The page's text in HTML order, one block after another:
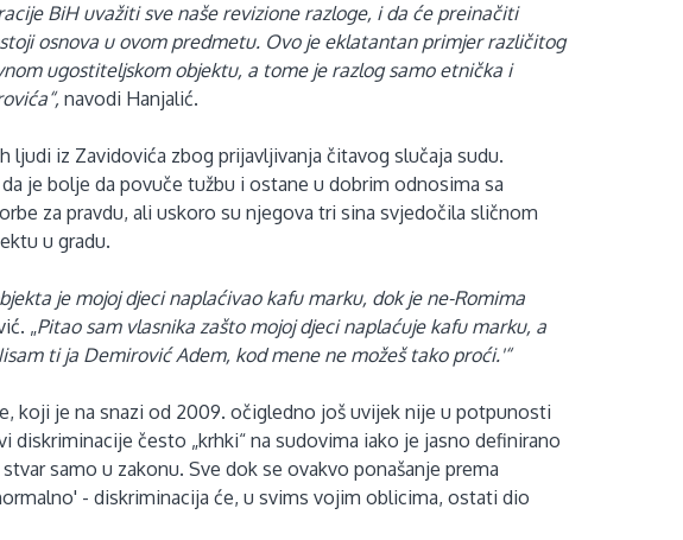
BiH uvažiti sve naše revizione razloge, i da će preinačiti
osnova u ovom predmetu. Ovo je eklatantan primjer različitog
ugostiteljskom objektu, a tome je razlog samo etnička i
navodi Hanjalić.
iz Zavidovića zbog prijavljivanja čitavog slučaja sudu.
je bolje da povuče tužbu i ostane u dobrim odnosima sa
za pravdu, ali uskoro su njegova tri sina svjedočila sličnom
u gradu.
je mojoj djeci naplaćivao kafu marku, dok je ne-Romima
„Pitao sam vlasnika zašto mojoj djeci naplaćuje kafu marku, a
ti ja Demirović Adem, kod mene ne možeš tako proći.'“
koji je na snazi od 2009. očigledno još uvijek nije u potpunosti
diskriminacije često „krhki“ na sudovima iako je jasno definirano
samo u zakonu. Sve dok se ovakvo ponašanje prema
- diskriminacija će, u svims vojim oblicima, ostati dio